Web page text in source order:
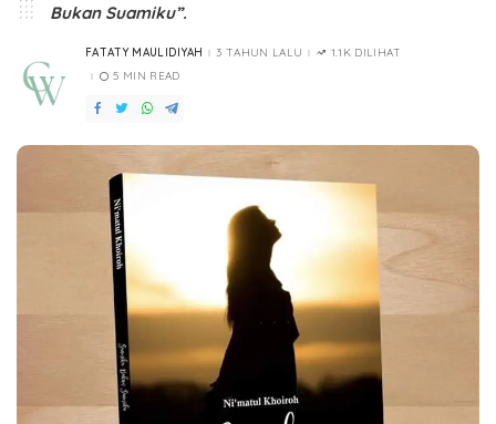
Bukan Suamiku”.
POSTED
FATATY MAULIDIYAH 3 TAHUN LALU
1.1K DILIHAT
5 MIN READ